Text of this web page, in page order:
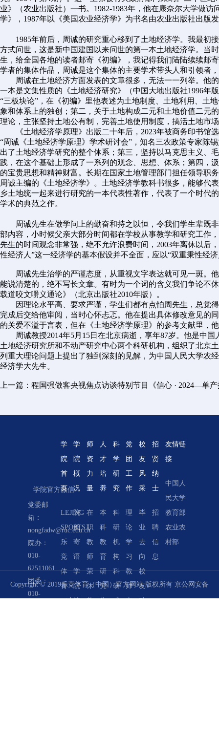
业》（农业出版社）一书。1982-1983年，他在康奈尔大学做
学》，1987年以《美国农业经济学》为书名由农业出版社出版
1985年前后，周诚的研究重心移到了土地经济学。我最初
方式问世，这是新中国建国以来问世的第一本土地经济学。当
生，给全国各地的读者邮寄《初编》，我记得我们陆陆续续邮
学者的集体作品，周诚是这个集体的主要学术带头人和引领者
周诚在土地经济方面发表的文章很多，无法一一列举。他
一本是文集性质的《土地经济研究》（中国大地出版社1996年
“三板块论”，在《初编》里他表述为土地制度、土地利用、土
象和体系上的独创；第二，关于土地构成二元和土地价值二元
理论，主张坚持土地公有制，完善土地使用制度，搞活土地市
《土地经济学原理》出版二十年后，2023年被商务印书
“周诚《土地经济学原理》学术研讨会”，知名三农政策专家陈
出了土地经济学研究的整个体系；第三，坚持以马克思主义、
践，在这个基础上形成了一系列的观念、思想、体系；第四，
的宝贵思想和精神财富。长期在国家土地管理部门担任领导职
周诚主编的《土地经济学》。土地经济学教科书很多，能够代
乡土地统一起来进行研究的一本代表性著作，代表了一个时代
学术的典范之作。
周诚先生在做学问上的勤奋和持之以恒，令我们学生辈既
部内容，小时候父亲大部分时间都在学校从事教学和研究工作
先生的时间观念非常强，绝不允许浪费时间，2003年离休以后
性经济人”这一经济学的基本假设并不全面，应以“双重秉性经
周诚先生治学的严谨态度，从重视文字表达就可见一斑。
能说清楚的，绝不写长文章。有时为一个词的含义我们争论不
载道咬文嚼义通论》（北京出版社2010年版）。
因理论水平高、要求严谨，学生们都有点怕周先生，总觉
完成后交给他审阅，当时心怀忐忑。他在提出具体修改意见的
的关爱不溢于言表，但在《土地经济学原理》的参考文献里，
周诚教授2014年5月15日在北京病逝，享年87岁。他是中
土地经济研究所和不动产研究中心两个科研机构，组织了北京
列重大理论问题上提出了独到深刻的见解，为中国人民大学农
经济学大先生。
上一篇：程国强做客央视焦点访谈特别节目《信心 · 2024—单
学院官方微信
党委邮
箱：
nongfadw@ruc.edu.cn
院办：
010-
62511061
团委：
010-
学
院
首
页
LEJING
SPORTS
乐
竞
体
育
（中
学
院
概
况
院
长
寄
语
学
院
简
师
资
力
量
在
职
教
师
荣
休
教
人
才
培
养
本
科
教
育
研
究
生
科
学
研
究
科
研
机
构
科
研
成
党
团
工
作
理
论
学
习
教
师
支
校
友
风
采
毕
业
去
向
校
友
动
招
贤
纳
士
招
聘
信
息
友情链
接
中国人
民大学
教育部
农业农
村部
中国合
作经济
评论
Copyright © 2019乐竞体育（中国）官方网站 版权所有 京公网安备